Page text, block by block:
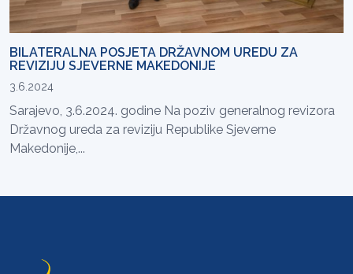
BILATERALNA POSJETA DRŽAVNOM UREDU ZA
REVIZIJU SJEVERNE MAKEDONIJE
3.6.2024
Sarajevo, 3.6.2024. godine Na poziv generalnog revizora
Državnog ureda za reviziju Republike Sjeverne
Makedonije,...